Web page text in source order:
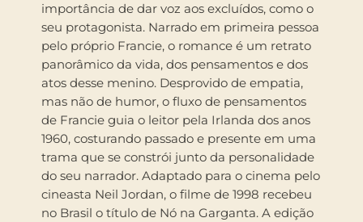
importância de dar voz aos excluídos, como o
seu protagonista. Narrado em primeira pessoa
pelo próprio Francie, o romance é um retrato
panorâmico da vida, dos pensamentos e dos
atos desse menino. Desprovido de empatia,
mas não de humor, o fluxo de pensamentos
de Francie guia o leitor pela Irlanda dos anos
1960, costurando passado e presente em uma
trama que se constrói junto da personalidade
do seu narrador. Adaptado para o cinema pelo
cineasta Neil Jordan, o filme de 1998 recebeu
no Brasil o título de Nó na Garganta. A edição